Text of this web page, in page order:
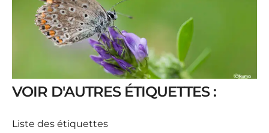
VOIR D'AUTRES ÉTIQUETTES :
Liste des étiquettes